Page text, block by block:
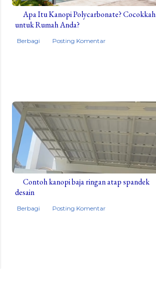
Apa Itu Kanopi Polycarbonate? Cocokkah
untuk Rumah Anda?
Berbagi Posting Komentar
Contoh kanopi baja ringan atap spandek
desain
Berbagi Posting Komentar